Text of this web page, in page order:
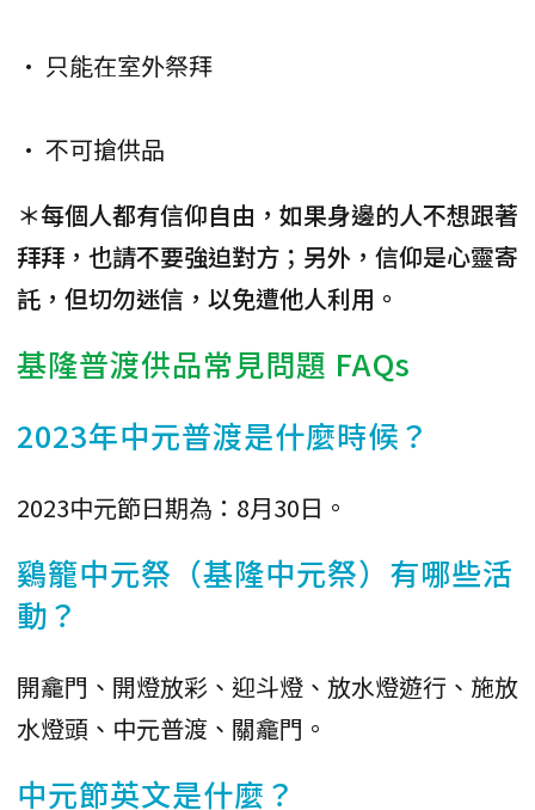
• 只能在室外祭拜
• 不可搶供品
＊每個人都有信仰自由，如果身邊的人不想跟著
拜拜，也請不要強迫對方；另外，信仰是心靈寄
託，但切勿迷信，以免遭他人利用。
基隆普渡供品常見問題 FAQs
2023年中元普渡是什麼時候？
2023中元節日期為：8月30日。
鷄籠中元祭（基隆中元祭）有哪些活
動？
開龕門、開燈放彩、迎斗燈、放水燈遊行、施放
水燈頭、中元普渡、關龕門。
中元節英文是什麼？